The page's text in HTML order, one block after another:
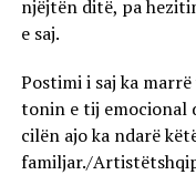
njëjtën ditë, pa
e saj.
Postimi i saj ka
tonin e tij emocional
cilën ajo ka ndarë
familjar./